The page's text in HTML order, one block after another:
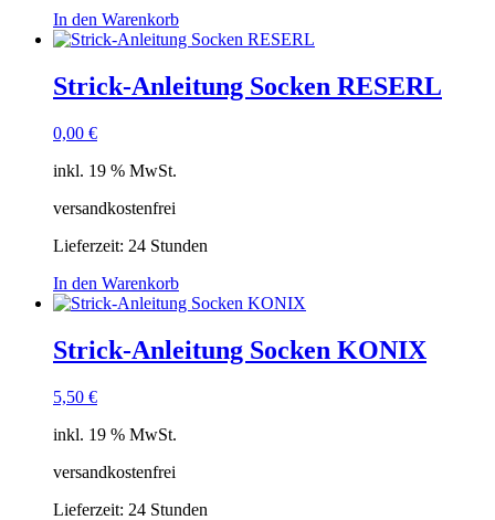
In den Warenkorb
Strick-Anleitung Socken RESERL
0,00 €
inkl. 19 % MwSt.
versandkostenfrei
Lieferzeit: 24 Stunden
In den Warenkorb
Strick-Anleitung Socken KONIX
5,50 €
inkl. 19 % MwSt.
versandkostenfrei
Lieferzeit: 24 Stunden